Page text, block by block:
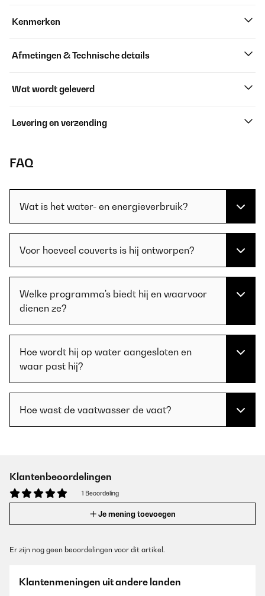
Kenmerken
Afmetingen & Technische details
Wat wordt geleverd
Levering en verzending
FAQ
Wat is het water- en energieverbruik?
Voor hoeveel couverts is hij ontworpen?
Welke programma's biedt hij en waarvoor
dienen ze?
Hoe wordt hij op water aangesloten en
waar past hij?
Hoe wast de vaatwasser de vaat?
Klantenbeoordelingen
1 Beoordeling
Je mening toevoegen
Er zijn nog geen beoordelingen voor dit artikel.
Klantenmeningen uit andere landen